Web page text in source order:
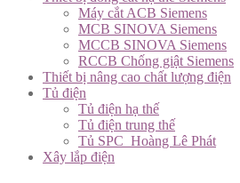
Máy cắt ACB Siemens
MCB SINOVA Siemens
MCCB SINOVA Siemens
RCCB Chống giật Siemens
Thiết bị nâng cao chất lượng điện
Tủ điện
Tủ điện hạ thế
Tủ điện trung thế
Tủ SPC_Hoàng Lê Phát
Xây lắp điện